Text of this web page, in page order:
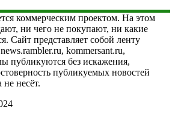
коммерческим проектом. На этом
ни чего не покупают, ни какие
Сайт представляет собой ленту
kommersant.ru,
публикуются без искажения,
публикуемых новостей
несёт.